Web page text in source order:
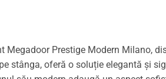
Megadoor Prestige Modern Milano,
stânga, oferă o soluție elegantă și